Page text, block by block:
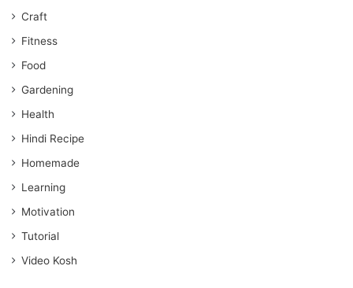
Craft
Fitness
Food
Gardening
Health
Hindi Recipe
Homemade
Learning
Motivation
Tutorial
Video Kosh